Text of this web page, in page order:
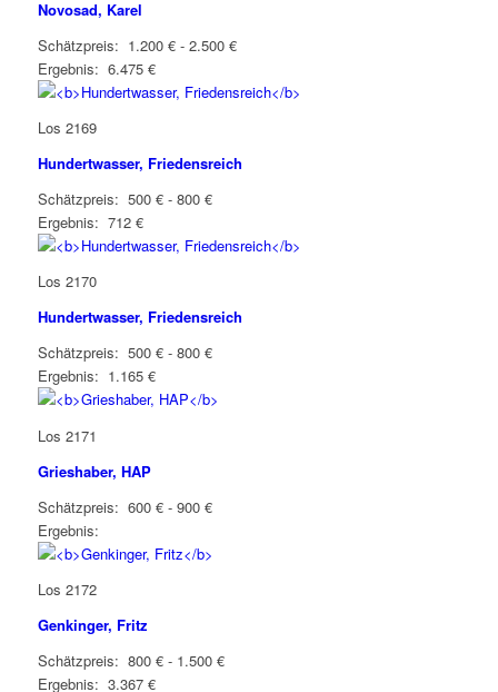
Novosad, Karel
Schätzpreis: 1.200 € - 2.500 €
Ergebnis: 6.475 €
Los 2169
Hundertwasser, Friedensreich
Schätzpreis: 500 € - 800 €
Ergebnis: 712 €
Los 2170
Hundertwasser, Friedensreich
Schätzpreis: 500 € - 800 €
Ergebnis: 1.165 €
Los 2171
Grieshaber, HAP
Schätzpreis: 600 € - 900 €
Ergebnis:
Los 2172
Genkinger, Fritz
Schätzpreis: 800 € - 1.500 €
Ergebnis: 3.367 €